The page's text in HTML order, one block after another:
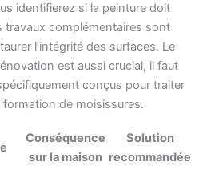
identifierez si la peinture doit
travaux complémentaires sont
l’intégrité des surfaces. Le
est aussi crucial, il faut
conçus pour traiter
formation de moisissures.
Conséquence
sur la maison
Solution
recommandée